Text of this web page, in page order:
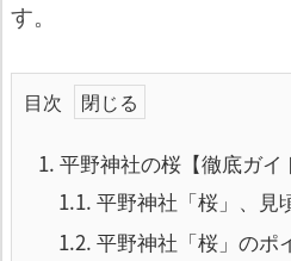
す。
目次
1. 平野神社の桜【徹底ガイ
1.1. 平野神社「桜」、見
1.2. 平野神社「桜」のポ